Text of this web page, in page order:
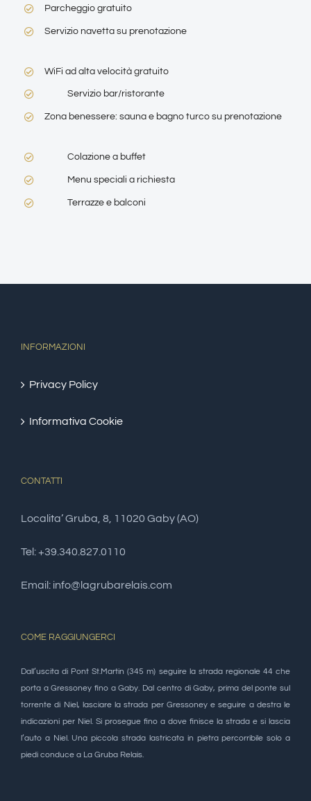
Parcheggio gratuito
Servizio navetta su prenotazione
WiFi ad alta velocità gratuito
Servizio bar/ristorante
Zona benessere: sauna e bagno turco su prenotazione
Colazione a buffet
Menu speciali a richiesta
Terrazze e balconi
INFORMAZIONI
Privacy Policy
Informativa Cookie
CONTATTI
Localita’ Gruba, 8, 11020 Gaby (AO)
Tel: +39.340.827.0110
Email: info@lagrubarelais.com
COME RAGGIUNGERCI
Dall’uscita di Pont St.Martin (345 m) seguire la strada regionale 44 che
porta a Gressoney fino a Gaby. Dal centro di Gaby, prima del ponte sul
torrente di Niel, lasciare la strada per Gressoney e seguire a destra le
indicazioni per Niel. Si prosegue fino a dove finisce la strada e si lascia
l’auto a Niel. Una piccola strada lastricata in pietra percorribile solo a
piedi conduce a La Gruba Relais.